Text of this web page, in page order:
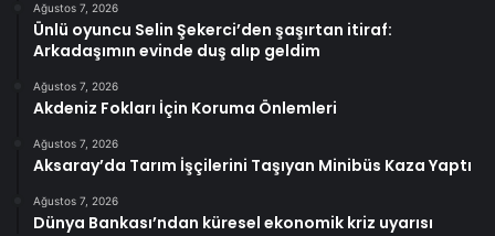
Ağustos 7, 2026
Ünlü oyuncu Selin Şekerci’den şaşırtan itiraf:
Arkadaşımın evinde duş alıp geldim
Ağustos 7, 2026
Akdeniz Fokları İçin Koruma Önlemleri
Ağustos 7, 2026
Aksaray’da Tarım İşçilerini Taşıyan Minibüs Kaza Yaptı
Ağustos 7, 2026
Dünya Bankası’ndan küresel ekonomik kriz uyarısı